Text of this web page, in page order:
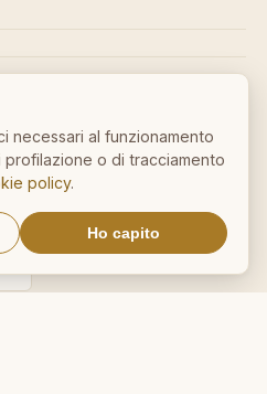
DizionarioSinonimi.com
RicetteCucina.biz
necessari al funzionamento
o di tracciamento
policy.
Ho capito